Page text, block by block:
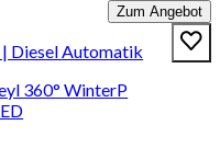
Zum Angebot
Diesel Automatik
360° WinterP